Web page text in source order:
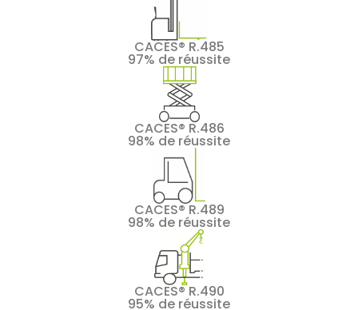
CACES® R.485
97% de réussite
CACES® R.486
98% de réussite
CACES® R.489
98% de réussite
CACES® R.490
95% de réussite